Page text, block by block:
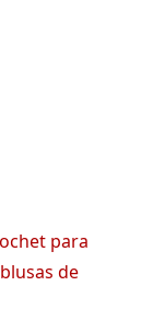
para
blusas de